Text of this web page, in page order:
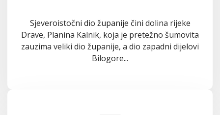
Sjeveroistočni dio županije čini dolina rijeke
Drave, Planina Kalnik, koja je pretežno šumovita
zauzima veliki dio županije, a dio zapadni dijelovi
Bilogore...